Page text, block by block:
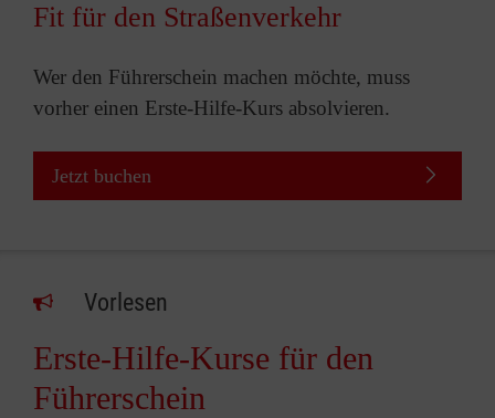
Fit für den Straßenverkehr
Wer den Führerschein machen möchte, muss
vorher einen Erste-Hilfe-Kurs absolvieren.
Jetzt buchen
Vorlesen
Erste-Hilfe-Kurse für den
Führerschein